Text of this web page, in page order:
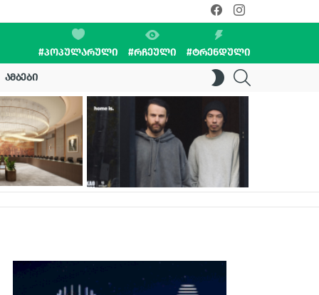
facebookinstagram
#ᲞᲝᲞᲣᲚᲐᲠᲣᲚᲘ #ᲠᲩᲔᲣᲚᲘ #ᲢᲠᲔᲜᲓᲣᲚᲘ
ᲐᲛᲑᲔᲑᲘ
SWITCH
SKIN